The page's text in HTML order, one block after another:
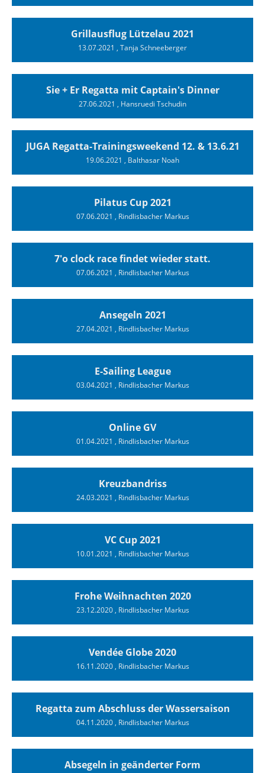
Grillausflug Lützelau 2021
13.07.2021 , Tanja Schneeberger
Sie + Er Regatta mit Captain's Dinner
27.06.2021 , Hansruedi Tschudin
JUGA Regatta-Trainingsweekend 12. & 13.6.21
19.06.2021 , Balthasar Noah
Pilatus Cup 2021
07.06.2021 , Rindlisbacher Markus
7'o clock race findet wieder statt.
07.06.2021 , Rindlisbacher Markus
Ansegeln 2021
27.04.2021 , Rindlisbacher Markus
E-Sailing League
03.04.2021 , Rindlisbacher Markus
Online GV
01.04.2021 , Rindlisbacher Markus
Kreuzbandriss
24.03.2021 , Rindlisbacher Markus
VC Cup 2021
10.01.2021 , Rindlisbacher Markus
Frohe Weihnachten 2020
23.12.2020, Rindlisbacher Markus
Vendée Globe 2020
16.11.2020, Rindlisbacher Markus
Regatta zum Abschluss der Wassersaison
04.11.2020, Rindlisbacher Markus
Absegeln in geänderter Form